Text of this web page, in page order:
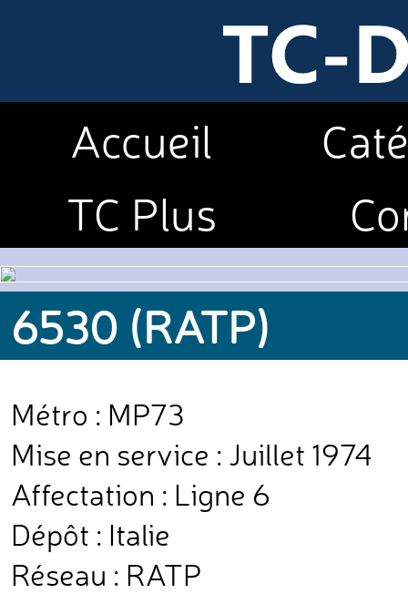
Accueil
TC Plus
6530 (RATP)
Métro : MP73
Mise en service : Juillet 1974
Affectation : Ligne 6
Dépôt : Italie
Réseau : RATP